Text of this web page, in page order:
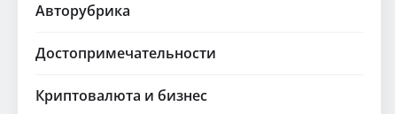
Авторубрика
Достопримечательности
Криптовалюта и бизнес